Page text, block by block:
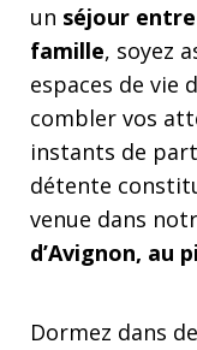
un séjour
famille, soyez
espaces de vie
combler vos
instants de
détente
venue dans
d’Avignon, au
Dormez dans